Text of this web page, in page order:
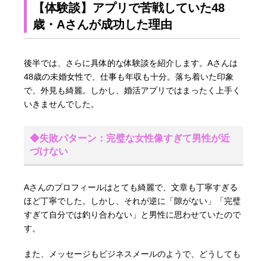
【体験談】アプリで苦戦していた48
歳・Aさんが成功した理由
後半では、さらに具体的な体験談を紹介します。Aさんは
48歳の未婚女性で、仕事も年収も十分。落ち着いた印象
で、外見も綺麗。しかし、婚活アプリではまったく上手く
いきませんでした。
◆失敗パターン：完璧な女性像すぎて男性が近
づけない
Aさんのプロフィールはとても綺麗で、文章も丁寧すぎる
ほど丁寧でした。しかし、それが逆に「隙がない」「完璧
すぎて自分では釣り合わない」と男性に思わせていたので
す。
また、メッセージもビジネスメールのようで、どうしても